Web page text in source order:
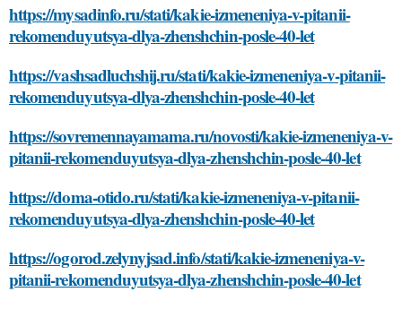
https://mysadinfo.ru/stati/kakie-izmeneniya-v-pitanii-
rekomenduyutsya-dlya-zhenshchin-posle-40-let
https://vashsadluchshij.ru/stati/kakie-izmeneniya-v-pitanii-
rekomenduyutsya-dlya-zhenshchin-posle-40-let
https://sovremennayamama.ru/novosti/kakie-izmeneniya-v-
pitanii-rekomenduyutsya-dlya-zhenshchin-posle-40-let
https://doma-otido.ru/stati/kakie-izmeneniya-v-pitanii-
rekomenduyutsya-dlya-zhenshchin-posle-40-let
https://ogorod.zelynyjsad.info/stati/kakie-izmeneniya-v-
pitanii-rekomenduyutsya-dlya-zhenshchin-posle-40-let